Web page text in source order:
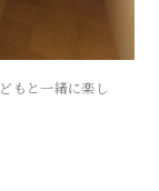
もと一緒に楽し